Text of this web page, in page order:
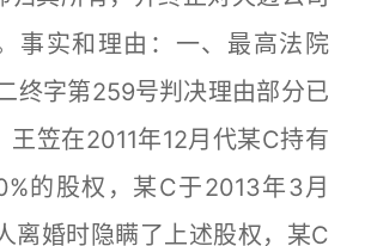
事实和理由：一、最高法院
终字第259号判决理由部分已
王笠在2011年12月代某C持有
的股权，某C于2013年3月
离婚时隐瞒了上述股权，某C